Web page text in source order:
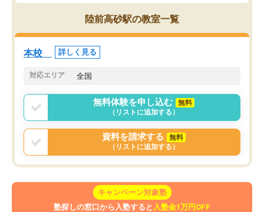
になった現在も大学受験
して利用しており、自信
すめできる塾です。
陸前高砂駅の教室一覧
本校 詳しく見る
対応エリア 全国
無料体験を申し込む
無料
（リストに追加する）
資料を請求する
無料
（リストに追加する）
キャンペーン対象塾
塾探しの窓口から入塾すると 入塾金1万円OFF